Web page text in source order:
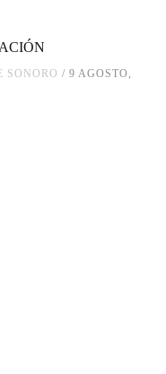
SONORO
9 AGOSTO,